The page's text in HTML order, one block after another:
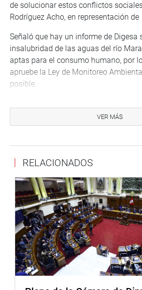
de solucionar estos conflictos
Rodríguez Acho, en representación de
Señaló que hay un informe de Digesa
insalubridad de las aguas del río
aptas para el consumo humano, por
apruebe la Ley de Monitoreo
posible.
José Fachín quien dijo que se trata
generada por cuatro décadas de
interés necesario”, remarcó.
Al respecto la congresista Tania
que ya no se puede hablar de
es el momento que se tiene que
presupuestos para solucionar el
Por su parte, el congresista Guido
comprometió a realizar las gestiones
establecer el diálogo entre ambas
representantes de las comunidades y
VER MÁS
RELACIONADOS